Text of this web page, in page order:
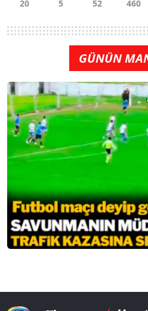
GÜNÜN